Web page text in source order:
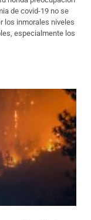
de covid-19 no se
los inmorales niveles
especialmente los